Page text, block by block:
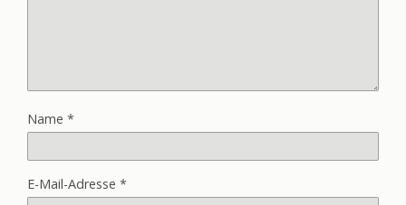
Name *
E-Mail-Adresse *